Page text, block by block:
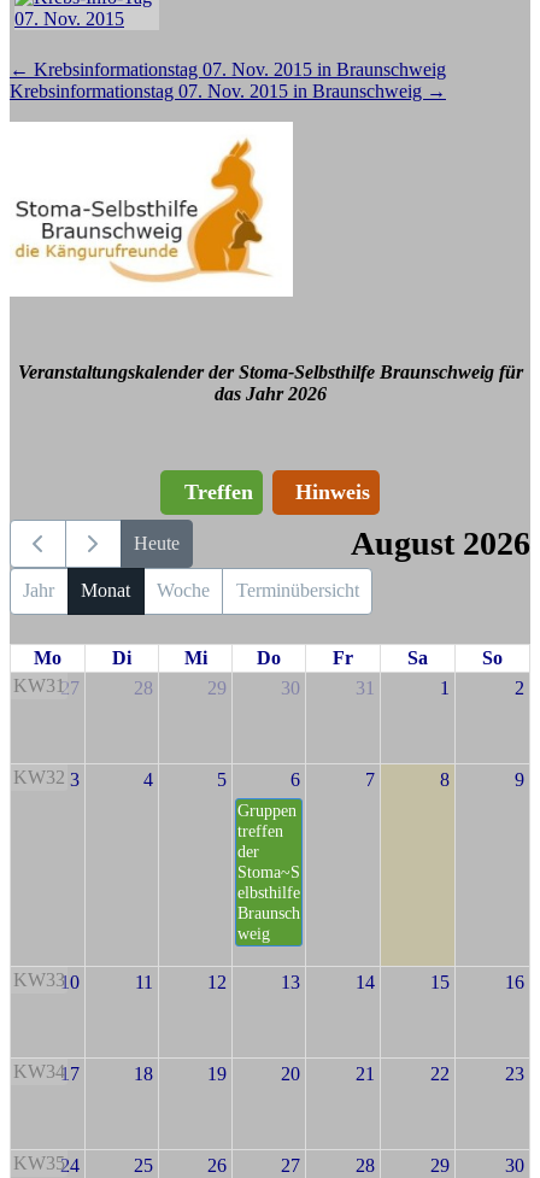
Beitragsnavigation
← Krebsinformationstag 07. Nov. 2015 in Braunschweig
Krebsinformationstag 07. Nov. 2015 in Braunschweig →
Veranstaltungskalender der Stoma-Selbsthilfe Braunschweig für
das Jahr 2026
Treffen Hinweis
Heute August 2026
Jahr Monat Woche Terminübersicht
Mo Di Mi Do Fr Sa
So
KW3127 28 29 30 31 1 2
KW32 3 4 5 6
Gruppen
treffen
der
Stoma~S
elbsthilfe
Braunsch
weig
7 8 9
KW3310 11 12 13 14 15 16
KW3417 18 19 20 21 22 23
KW3524 25 26 27 28 29 30